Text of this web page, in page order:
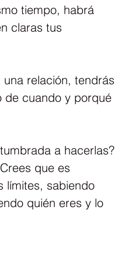
tiempo, habrá
claras tus
relación, tendrás
de cuando y porqué
a hacerlas?
que es
límites, sabiendo
quién eres y lo